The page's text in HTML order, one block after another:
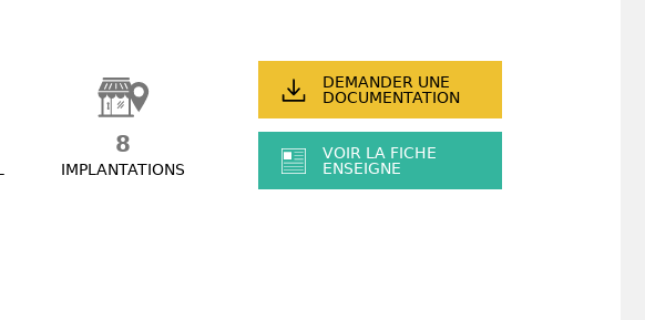
8
IMPLANTATIONS
DEMANDER UNE
DOCUMENTATION
VOIR LA FICHE
ENSEIGNE